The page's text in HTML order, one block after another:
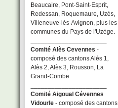
Beaucaire, Pont-Saint-Esprit,
Redessan, Roquemaure, Uzès,
Villeneuve-lès-Avignon, plus les
communes du Pays de l'Uzège.
Comité Alès Cevennes -
composé des cantons Alès 1,
Alès 2, Alès 3, Rousson, La
Grand-Combe.
Comité Aigoual Cévennes
Vidourle - composé des cantons